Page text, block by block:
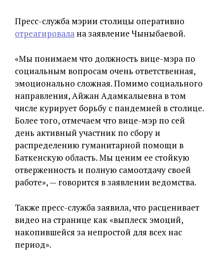
Пресс-служба мэрии столицы оперативно
отреагировала на заявление Чыныбаевой.
«Мы понимаем что должность вице-мэра по
социальным вопросам очень ответственная,
эмоционально сложная. Помимо социального
направления, Айжан Адамкалыевна в том
числе курирует борьбу с пандемией в столице.
Более того, отмечаем что вице-мэр по сей
день активный участник по сбору и
распределению гуманитарной помощи в
Баткенскую область. Мы ценим ее стойкую
отверженность и полную самоотдачу своей
работе», — говорится в заявлении ведомства.
Также пресс-служба заявила, что расценивает
видео на странице как «выплеск эмоций,
накопившейся за непростой для всех нас
период».